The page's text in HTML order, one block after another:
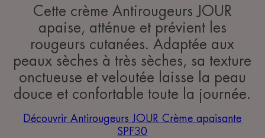
Cette crème Antirougeurs JOUR
apaise, atténue et prévient les
rougeurs cutanées. Adaptée aux
peaux sèches à très sèches, sa texture
onctueuse et veloutée laisse la peau
douce et confortable toute la journée.
Découvrir Antirougeurs JOUR Crème apaisante
SPF30